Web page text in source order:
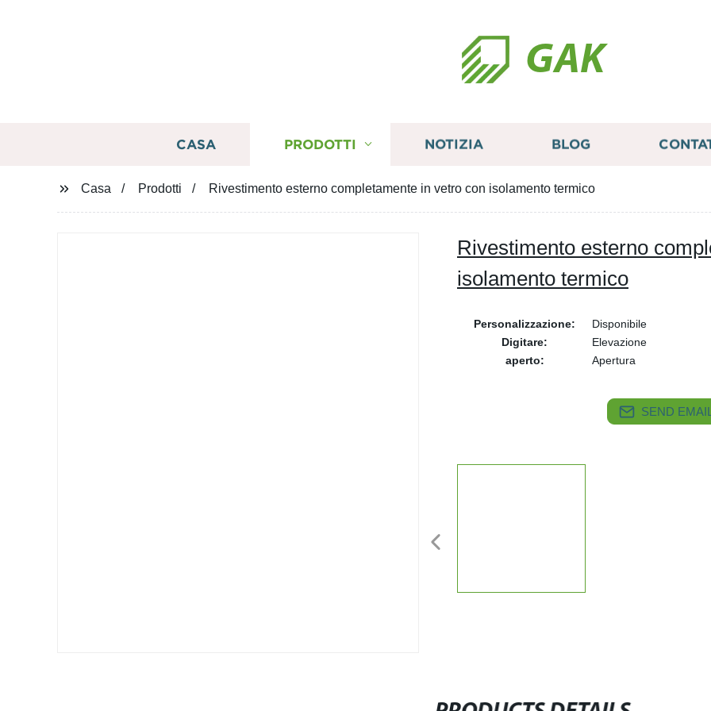
GAK
CASA PRODOTTI NOTIZIA BLOG
Casa Prodotti Rivestimento esterno completamente in vetro con isolamento termico
Rivestimento esterno
isolamento termico
Personalizzazione:
Disponibile
Digitare:
Elevazione
aperto:
Apertura
SEND